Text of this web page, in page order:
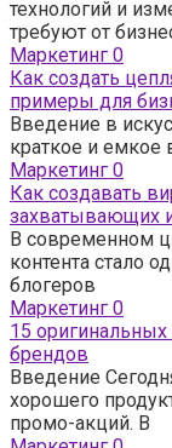
технологий и
требуют от
Маркетинг 0
Как создать
примеры для
Введение в
краткое и емкое
Маркетинг 0
Как создавать
захватывающих
В современном
контента стало
блогеров
Маркетинг 0
15
брендов
Введение
хорошего
промо-акций. В